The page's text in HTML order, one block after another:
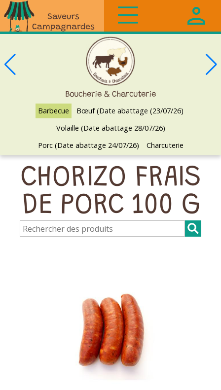
Saveurs
Campagnardes
Boucherie & Charcuterie
Barbecue
Bœuf (Date abattage (23/07/26)
Volaille (Date abattage 28/07/26)
Porc (Date abattage 24/07/26)
Charcuterie
CHORIZO FRAIS
DE PORC 100 G